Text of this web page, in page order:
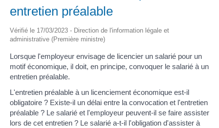
entretien préalable
Vérifié le 17/03/2023 - Direction de l'information légale et
administrative (Première ministre)
Lorsque l'employeur envisage de licencier un salarié pour un
motif économique, il doit, en principe, convoquer le salarié à un
entretien préalable.
L'entretien préalable à un licenciement économique est-il
obligatoire ? Existe-il un délai entre la convocation et l'entretien
préalable ? Le salarié et l'employeur peuvent-il se faire assister
lors de cet entretien ? Le salarié a-t-il l'obligation d'assister à